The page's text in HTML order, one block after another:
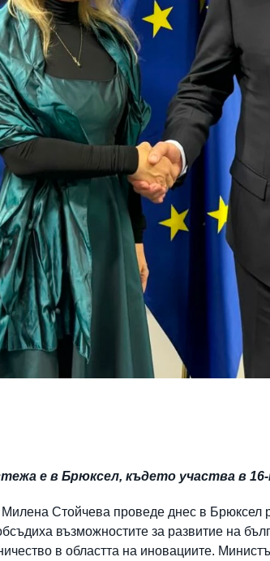
е в Брюксел, където участва в
Стойчева проведе днес в
възможностите за развитие на
в областта на иновациите.